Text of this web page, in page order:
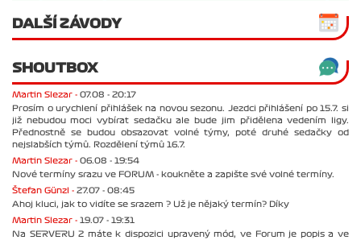
DALŠÍ ZÁVODY
SHOUTBOX
Martin Slezar - 07.08 - 20:17
Prosím o urychlení přihlášek na novou sezonu. Jezdci přihlášení po 15.7. si
již nebudou moci vybírat sedačku ale bude jim přidělena vedením ligy.
Přednostně se budou obsazovat volné týmy, poté druhé sedačky od
nejslabších týmů. Rozdělení týmů 16.7.
Martin Slezar - 06.08 - 19:54
Nové termíny srazu ve FORUM - koukněte a zapište své volné termíny.
Štefan Günzl - 27.07 - 08:45
Ahoj kluci, jak to vidíte se srazem ? Už je nějaký termín? Díky
Martin Slezar - 19.07 - 19:31
Na SERVERU 2 máte k dispozici upravený mód, ve Forum je popis a ve